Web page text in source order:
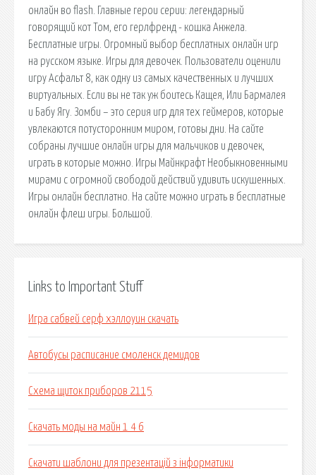
онлайн во flash. Главные герои серии: легендарный
говорящий кот Том, его герлфренд - кошка Анжела.
Бесплатные игры. Огромный выбор бесплатных онлайн игр
на русском языке. Игры для девочек. Пользователи оценили
игру Асфальт 8, как одну из самых качественных и лучших
виртуальных. Если вы не так уж боитесь Кащея, Или Бармалея
и Бабу Ягу. Зомби – это серия игр для тех геймеров, которые
увлекаются потусторонним миром, готовы дни. На сайте
собраны лучшие онлайн игры для мальчиков и девочек,
играть в которые можно. Игры Майнкрафт Необыкновенными
мирами с огромной свободой действий удивить искушенных.
Игры онлайн бесплатно. На сайте можно играть в бесплатные
онлайн флеш игры. Большой.
Links to Important Stuff
Игра сабвей серф хэллоуин скачать
Автобусы расписание смоленск демидов
Схема щиток приборов 2115
Скачать моды на майн 1 4 6
Скачати шаблони для презентацій з інформатики